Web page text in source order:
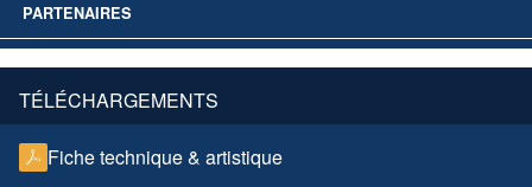
PARTENAIRES
TÉLÉCHARGEMENTS
Fiche technique & artistique